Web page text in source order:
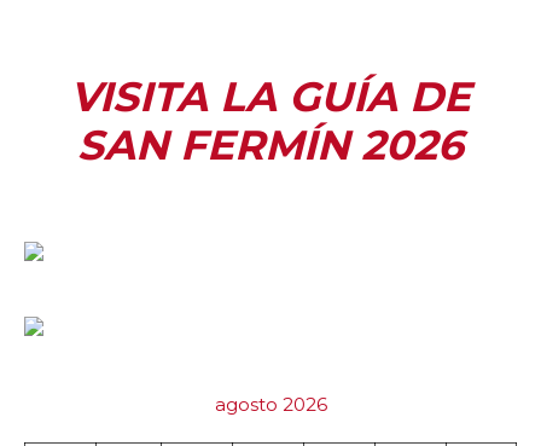
VISITA LA GUÍA DE
SAN FERMÍN 2026
agosto 2026